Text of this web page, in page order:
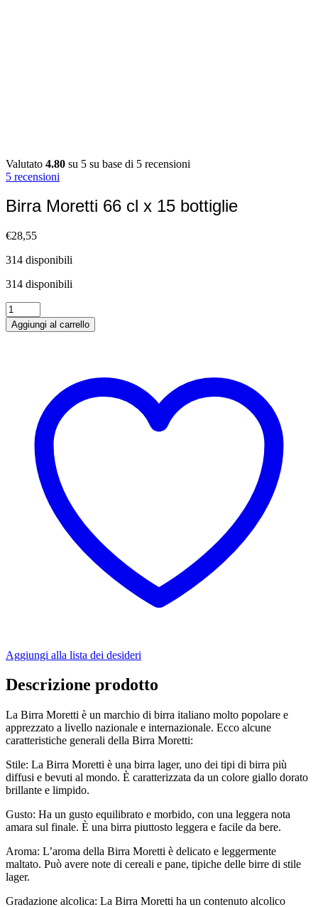
Valutato 4.80 su 5 su base di 5 recensioni
5 recensioni
Birra Moretti 66 cl x 15 bottiglie
€28,55
314 disponibili
314 disponibili
Birra
Moretti
66
Aggiungi al carrello
Aggiungi alla lista dei desideri
Descrizione prodotto
La Birra Moretti è un marchio di birra italiano molto popolare e
apprezzato a livello nazionale e internazionale. Ecco alcune
caratteristiche generali della Birra Moretti:
Stile: La Birra Moretti è una birra lager, uno dei tipi di birra più
diffusi e bevuti al mondo. È caratterizzata da un colore giallo dorato
brillante e limpido.
Gusto: Ha un gusto equilibrato e morbido, con una leggera nota
amara sul finale. È una birra piuttosto leggera e facile da bere.
Aroma: L’aroma della Birra Moretti è delicato e leggermente
maltato. Può avere note di cereali e pane, tipiche delle birre di stile
lager.
Gradazione alcolica: La Birra Moretti ha un contenuto alcolico